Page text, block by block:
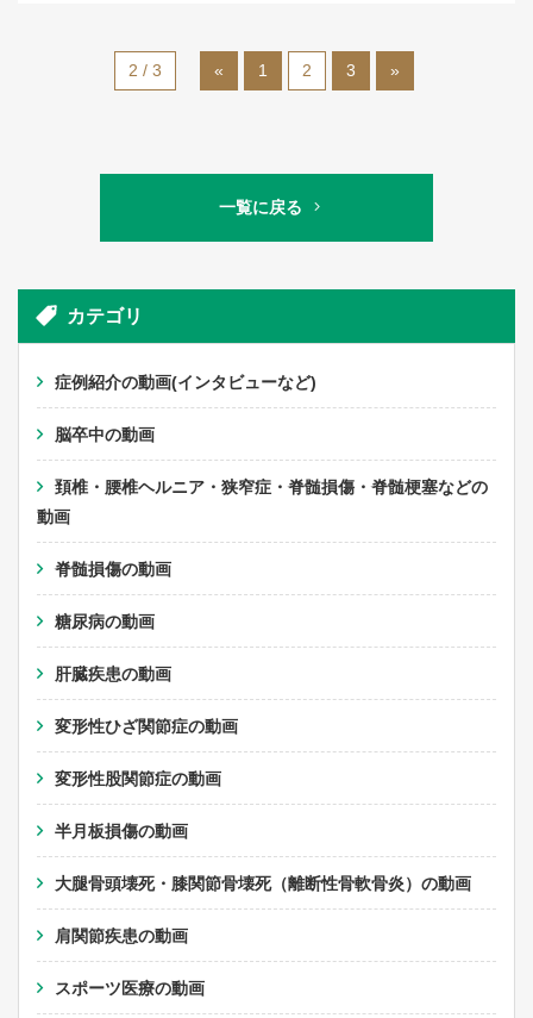
2 / 3 « 1 2 3 »
一覧に戻る
カテゴリ
症例紹介の動画(インタビューなど)
脳卒中の動画
頚椎・腰椎ヘルニア・狭窄症・脊髄損傷・脊髄梗塞などの
動画
脊髄損傷の動画
糖尿病の動画
肝臓疾患の動画
変形性ひざ関節症の動画
変形性股関節症の動画
半月板損傷の動画
大腿骨頭壊死・膝関節骨壊死（離断性骨軟骨炎）の動画
肩関節疾患の動画
スポーツ医療の動画